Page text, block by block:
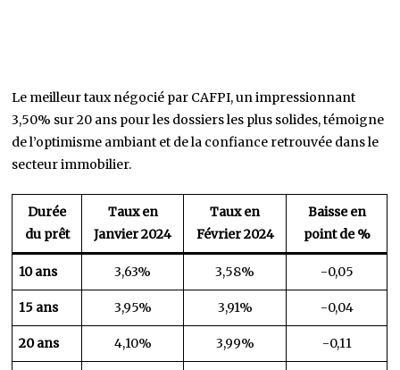
Le meilleur taux négocié par CAFPI, un impressionnant
3,50% sur 20 ans pour les dossiers les plus solides, témoigne
de l’optimisme ambiant et de la confiance retrouvée dans le
secteur immobilier.
Durée
du prêt
Taux en
Janvier 2024
Taux en
Février 2024
Baisse en
point de %
10 ans 3,63% 3,58% -0,05
15 ans 3,95% 3,91% -0,04
20 ans 4,10% 3,99% -0,11